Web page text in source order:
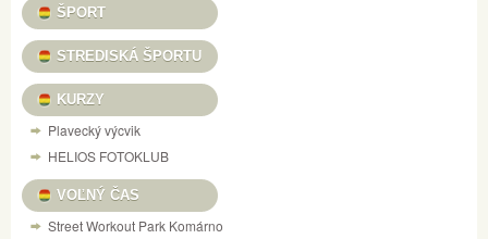
ŠPORT
STREDISKÁ ŠPORTU
KURZY
Plavecký výcvik
HELIOS FOTOKLUB
VOĽNÝ ČAS
Street Workout Park Komárno